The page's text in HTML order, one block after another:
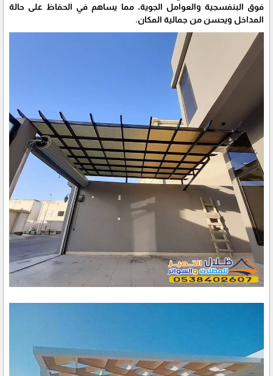
فوق البنفسجية والعوامل الجوية، مما يساهم في الحفاظ على حالة
المداخل ويحسن من جمالية المكان.